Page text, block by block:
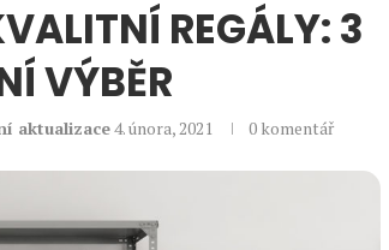
REGÁLY: 3
VÝBĚR
aktualizace4. února, 2021 0 komentář